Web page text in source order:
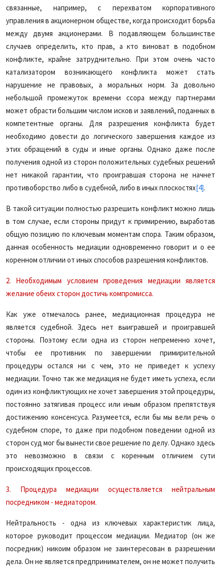
связанные, например, с перехватом корпоративного
управления в акционерном обществе, когда происходит борьба
между двумя акционерами. В подавляющем большинстве
случаев определить, кто прав, а кто виноват в подобном
конфликте, крайне затруднительно. При этом очень часто
катализатором возникающего конфликта может стать
нарушение не правовых, а моральных норм. За довольно
небольшой промежуток времени ссора между партнерами
может обрасти большим числом исков и заявлений, поданных в
компетентные органы. Для разрешения конфликта будет
необходимо довести до логического завершения каждое из
этих обращений в суды и иные органы. Однако даже после
получения одной из сторон положительных судебных решений
нет никакой гарантии, что проигравшая сторона не начнет
противоборство либо в судебной, либо в иных плоскостях[4].
В такой ситуации полностью разрешить конфликт можно лишь
в том случае, если стороны придут к примирению, выработав
общую позицию по ключевым моментам спора. Таким образом,
данная особенность медиации одновременно говорит и о ее
коренном отличии от иных способов разрешения конфликтов.
2. Необходимым условием проведения медиации является
желание обеих сторон достичь компромисса.
Как уже отмечалось ранее, медиационная процедура не
является судебной. Здесь нет выигравшей и проигравшей
стороны. Поэтому если одна из сторон непременно хочет,
чтобы ее противник по завершении примирительной
процедуры остался ни с чем, это не приведет к успеху
медиации. Точно так же медиация не будет иметь успеха, если
один из конфликтующих не хочет завершения этой процедуры,
постоянно затягивая процесс или иным образом препятствуя
достижению консенсуса. Разумеется, если бы мы вели речь о
судебном споре, то даже при подобном поведении одной из
сторон суд мог бы вынести свое решение по делу. Однако здесь
это невозможно в связи с коренным отличием сути
происходящих процессов.
3. Процедура медиации осуществляется нейтральным
посредником - медиатором.
Нейтральность - одна из ключевых характеристик лица,
которое руководит процессом медиации. Медиатор (он же
посредник) никоим образом не заинтересован в разрешении
дела. Он не является предпринимателем, он не может получить